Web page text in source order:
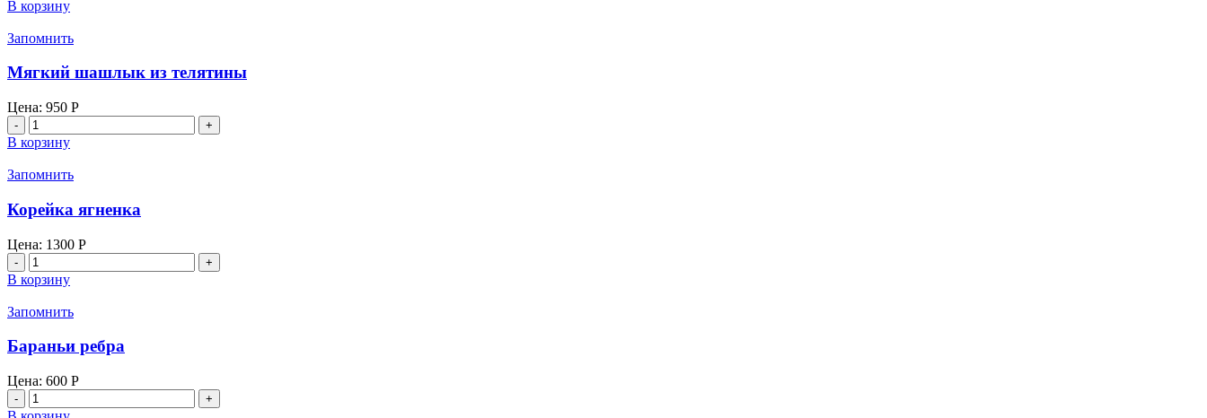
Люля-
кебаб
говяжьей
мякоти
В корзину
Запомнить
Мягкий шашлык из телятины
Цена: 950 Р
Количество
товара
Мягкий
шашлык
телятины
В корзину
Запомнить
Корейка ягненка
Цена: 1300 Р
Количество
товара
Корейка
ягненка
В корзину
Запомнить
Бараньи ребра
Цена: 600 Р
Количество
товара